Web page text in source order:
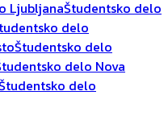
LjubljanaŠtudentsko delo
delo
Študentsko delo
delo Nova
delo